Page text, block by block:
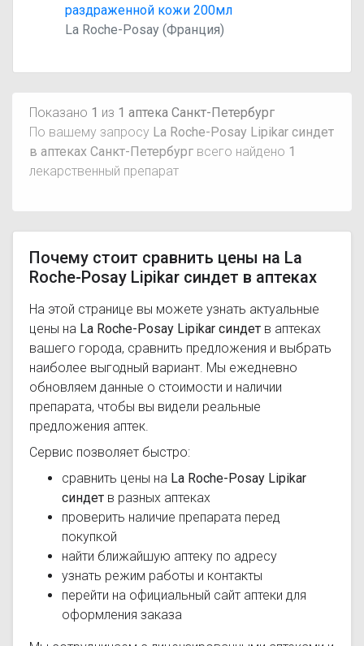
раздраженной кожи 200мл
La Roche-Posay (Франция)
Показано 1 из 1 аптека Санкт-Петербург
По вашему запросу La Roche-Posay Lipikar синдет
в аптеках Санкт-Петербург всего найдено 1
лекарственный препарат
Почему стоит сравнить цены на La
Roche-Posay Lipikar синдет в аптеках
На этой странице вы можете узнать актуальные
цены на La Roche-Posay Lipikar синдет в аптеках
вашего города, сравнить предложения и выбрать
наиболее выгодный вариант. Мы ежедневно
обновляем данные о стоимости и наличии
препарата, чтобы вы видели реальные
предложения аптек.
Сервис позволяет быстро:
сравнить цены на La Roche-Posay Lipikar
синдет в разных аптеках
проверить наличие препарата перед
покупкой
найти ближайшую аптеку по адресу
узнать режим работы и контакты
перейти на официальный сайт аптеки для
оформления заказа